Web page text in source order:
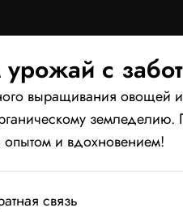
с
выращивания
опытом и вдохновением!
связь